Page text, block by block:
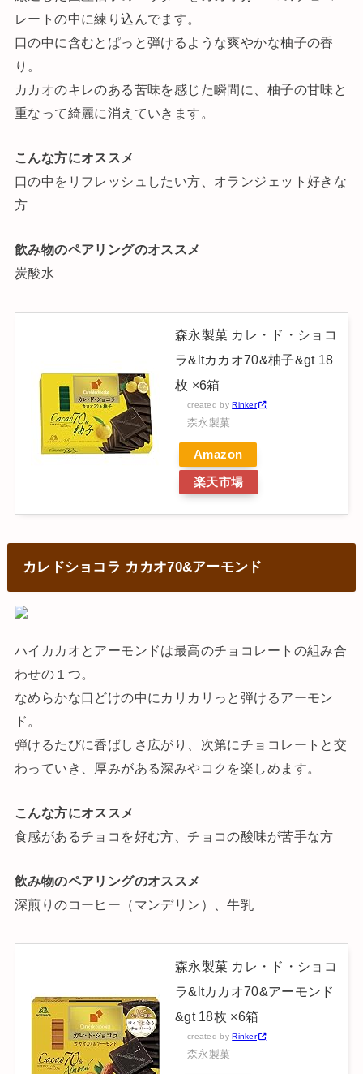
レートの中に練り込んでます。
口の中に含むとぱっと弾けるような爽やかな柚子の香
り。
カカオのキレのある苦味を感じた瞬間に、柚子の甘味と
重なって綺麗に消えていきます。
こんな方にオススメ
口の中をリフレッシュしたい方、オランジェット好きな
方
飲み物のペアリングのオススメ
炭酸水
森永製菓 カレ・ド・ショコ
ラ&ltカカオ70&柚子&gt 18
枚 ×6箱
created by Rinker
森永製菓
Amazon
楽天市場
カレドショコラ カカオ70&アーモンド
ハイカカオとアーモンドは最高のチョコレートの組み合
わせの１つ。
なめらかな口どけの中にカリカリっと弾けるアーモン
ド。
弾けるたびに香ばしさ広がり、次第にチョコレートと交
わっていき、厚みがある深みやコクを楽しめます。
こんな方にオススメ
食感があるチョコを好む方、チョコの酸味が苦手な方
飲み物のペアリングのオススメ
深煎りのコーヒー（マンデリン）、牛乳
森永製菓 カレ・ド・ショコ
ラ&ltカカオ70&アーモンド
&gt 18枚 ×6箱
created byRinker
森永製菓